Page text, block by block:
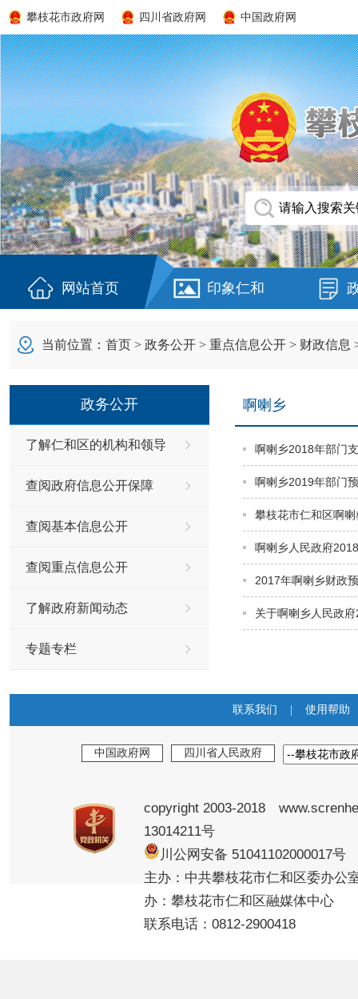
攀枝花市政府网 四川省政府网 中国政府网
网站首页 印象仁和
当前位置： 首页 > 政务公开 > 重点信息公开 > 财政信息
政务公开
了解仁和区的机构和领导
查阅政府信息公开保障
查阅基本信息公开
查阅重点信息公开
了解政府新闻动态
专题专栏
啊喇乡
啊喇乡2018年部门
啊喇乡2019年部门
攀枝花市仁和区啊
啊喇乡人民政府
2017年啊喇乡财政
关于啊喇乡人民政
联系我们 使用帮助
中国政府网 四川省人民政府
copyright 2003-2018
13014211号
川公网安备
主办：中共攀枝花市仁和区委办
办：攀枝花市仁和区融媒体中心
联系电话：0812-2900418